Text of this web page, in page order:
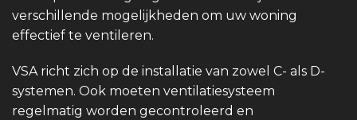
verschillende mogelijkheden om uw woning
effectief te ventileren.
VSA richt zich op de installatie van zowel C- als D-
systemen. Ook moeten ventilatiesysteem
regelmatig worden gecontroleerd en